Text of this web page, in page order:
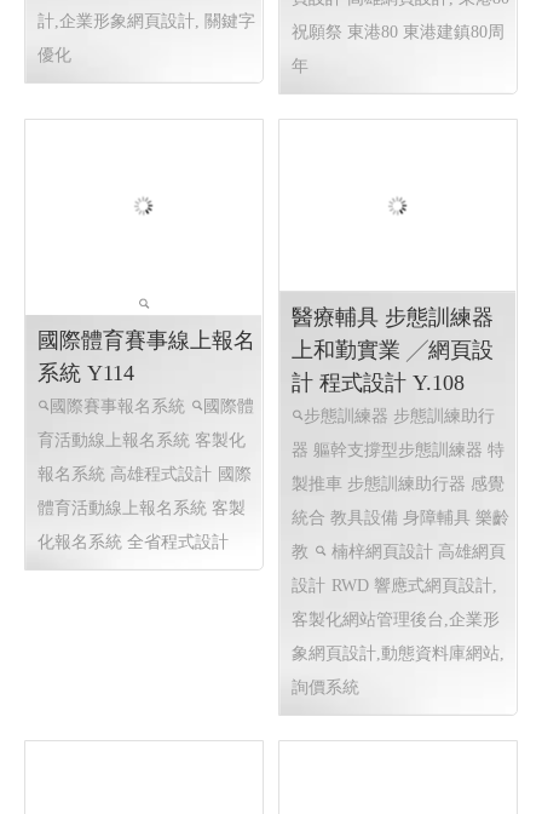
鞋 洗包 皮件整染 ╱
高雄洗鞋 高雄洗包 元彩精
品鞋包沙龍 洗鞋 洗包 皮件整
染 高雄洗鞋 高雄洗包
程式設計 高雄網頁設計 RWD
響應式網頁設計, 高雄網頁設
計,企業形象網頁設計, 關鍵字
優化
屏東網頁設計 高雄網
港80祝願祭,東港80, 東港80周
年紀念, 東港建鎮80周年,東港
80 祝願祭
東港80祝願祭 東
港80 東港建鎮80周年 屏東網
頁設計 高雄網頁設計, 東港80
祝願祭 東港80 東港建鎮80周
年